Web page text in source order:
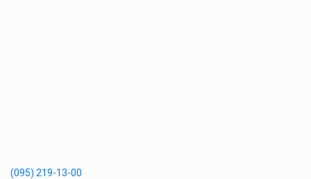
(095) 219-13-00